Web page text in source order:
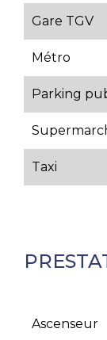
Gare TGV
Métro
Parking
Taxi
Ascenseur